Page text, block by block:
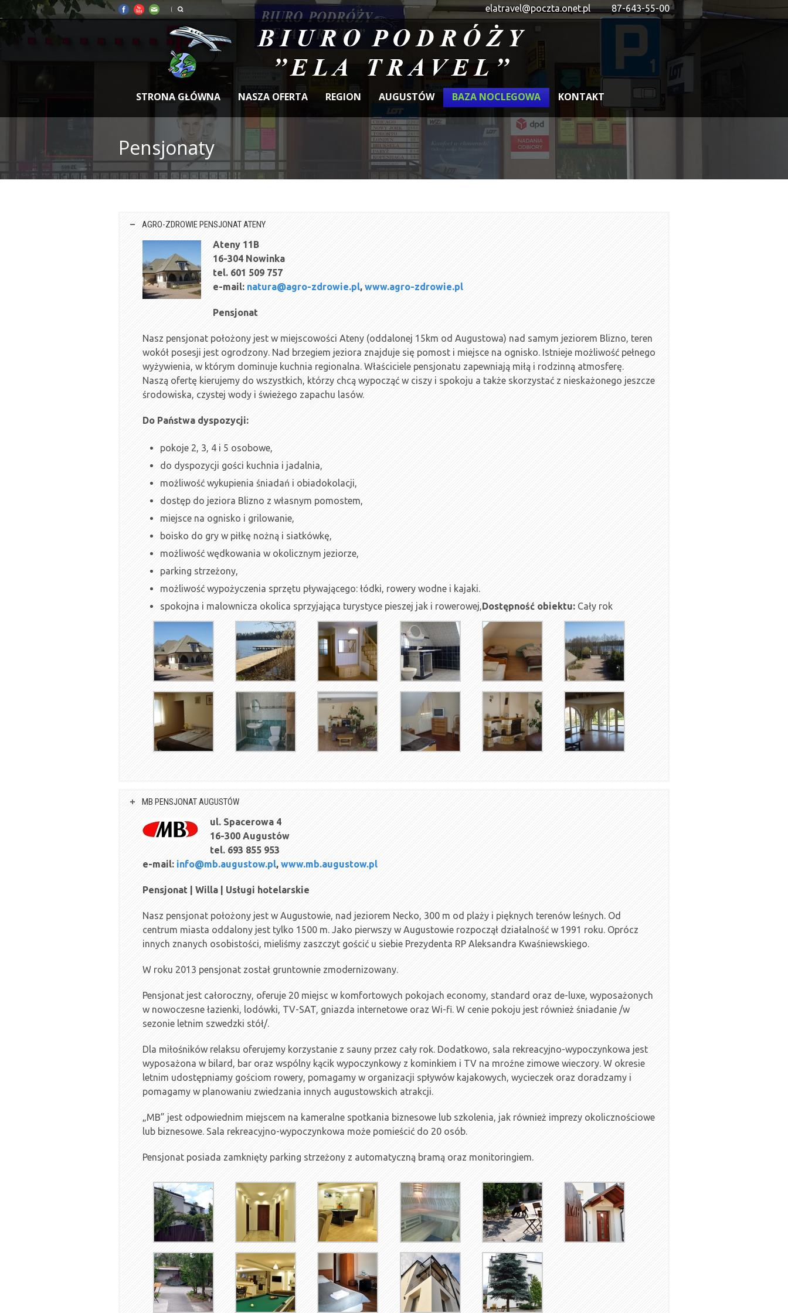
elatravel@poczta.onet.pl 87-643-55-00
STRONA GŁÓWNA NASZA OFERTA REGION AUGUSTÓW BAZA NOCLEGOWA KONTAKT
Pensjonaty
AGRO-ZDROWIE PENSJONAT ATENY
Ateny 11B
16-304 Nowinka
tel. 601 509 757
e-mail: natura@agro-zdrowie.pl, www.agro-zdrowie.pl
Pensjonat
Nasz pensjonat położony jest w miejscowości Ateny (oddalonej 15km od Augustowa) nad samym jeziorem Blizno, teren
wokół posesji jest ogrodzony. Nad brzegiem jeziora znajduje się pomost i miejsce na ognisko. Istnieje możliwość pełnego
wyżywienia, w którym dominuje kuchnia regionalna. Właściciele pensjonatu zapewniają miłą i rodzinną atmosferę.
Naszą ofertę kierujemy do wszystkich, którzy chcą wypocząć w ciszy i spokoju a także skorzystać z nieskażonego jeszcze
środowiska, czystej wody i świeżego zapachu lasów.
Do Państwa dyspozycji:
pokoje 2, 3, 4 i 5 osobowe,
do dyspozycji gości kuchnia i jadalnia,
możliwość wykupienia śniadań i obiadokolacji,
dostęp do jeziora Blizno z własnym pomostem,
miejsce na ognisko i grilowanie,
boisko do gry w piłkę nożną i siatkówkę,
możliwość wędkowania w okolicznym jeziorze,
parking strzeżony,
możliwość wypożyczenia sprzętu pływającego: łódki, rowery wodne i kajaki.
spokojna i malownicza okolica sprzyjająca turystyce pieszej jak i rowerowej,Dostępność obiektu: Cały rok
MB PENSJONAT AUGUSTÓW
ul. Spacerowa 4
16-300 Augustów
tel. 693 855 953
e-mail: info@mb.augustow.pl, www.mb.augustow.pl
Pensjonat | Willa | Usługi hotelarskie
Nasz pensjonat położony jest w Augustowie, nad jeziorem Necko, 300 m od plaży i pięknych terenów leśnych. Od
centrum miasta oddalony jest tylko 1500 m. Jako pierwszy w Augustowie rozpoczął działalność w 1991 roku. Oprócz
innych znanych osobistości, mieliśmy zaszczyt gościć u siebie Prezydenta RP Aleksandra Kwaśniewskiego.
W roku 2013 pensjonat został gruntownie zmodernizowany.
Pensjonat jest całoroczny, oferuje 20 miejsc w komfortowych pokojach economy, standard oraz de-luxe, wyposażonych
w nowoczesne łazienki, lodówki, TV-SAT, gniazda internetowe oraz Wi-fi. W cenie pokoju jest również śniadanie /w
sezonie letnim szwedzki stół/.
Dla miłośników relaksu oferujemy korzystanie z sauny przez cały rok. Dodatkowo, sala rekreacyjno-wypoczynkowa jest
wyposażona w bilard, bar oraz wspólny kącik wypoczynkowy z kominkiem i TV na mroźne zimowe wieczory. W okresie
letnim udostępniamy gościom rowery, pomagamy w organizacji spływów kajakowych, wycieczek oraz doradzamy i
pomagamy w planowaniu zwiedzania innych augustowskich atrakcji.
„MB” jest odpowiednim miejscem na kameralne spotkania biznesowe lub szkolenia, jak również imprezy okolicznościowe
lub biznesowe. Sala rekreacyjno-wypoczynkowa może pomieścić do 20 osób.
Pensjonat posiada zamknięty parking strzeżony z automatyczną bramą oraz monitoringiem.